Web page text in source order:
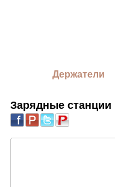
Держатели
Зарядные станции